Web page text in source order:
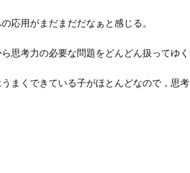
応用がまだまだだなぁと感じる。
思考力の必要な問題をどんどん扱ってゆく
まくできている子がほとんどなので，思